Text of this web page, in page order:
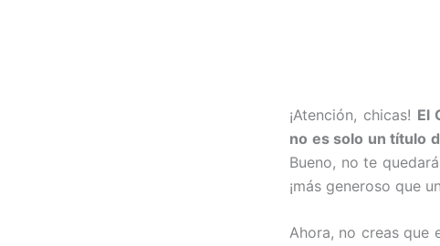
¡Atención, chicas! El
no es solo un título
Bueno, no te
¡más generoso que
Ahora, no creas que